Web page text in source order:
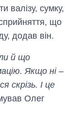
валізу, сумку,
що
додав він.
й що
Якщо ні –
І це
Олег